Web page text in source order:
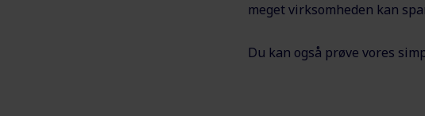
meget virksomheden kan
Du kan også prøve vores